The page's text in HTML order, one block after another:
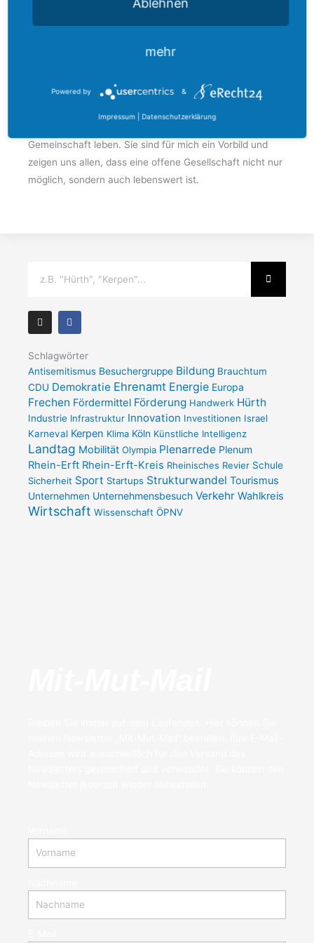
Menschen mit ihren Stärken und Potenzialen in unsere
Gemeinschaft einzubinden. Jeder von uns kann etwas
oder durch den Mut, den ersten Schritt aufeinander
Gemeinschaft leben. Sie sind für mich ein Vorbild und
zeigen uns allen, dass eine offene Gesellschaft nicht nur
möglich, sondern auch lebenswert ist.
I
n
s
a
r
a
m
F
a
c
b
o
k
-
f
Schlagwörter
Antisemitismus Besuchergruppe Bildung Brauchtum
CDU Demokratie Ehrenamt Energie Europa
Frechen Fördermittel Förderung Handwerk Hürth
Industrie Infrastruktur Innovation Investitionen Israel
Karneval Kerpen Klima Köln Künstliche Intelligenz
Landtag Mobilität Olympia Plenarrede Plenum
Rhein-Erft Rhein-Erft-Kreis Rheinisches Revier Schule
Sicherheit Sport Startups Strukturwandel Tourismus
Unternehmen Unternehmensbesuch Verkehr Wahlkreis
Wirtschaft Wissenschaft ÖPNV
mehr
Powered by &
Impressum Datenschutzerklärung